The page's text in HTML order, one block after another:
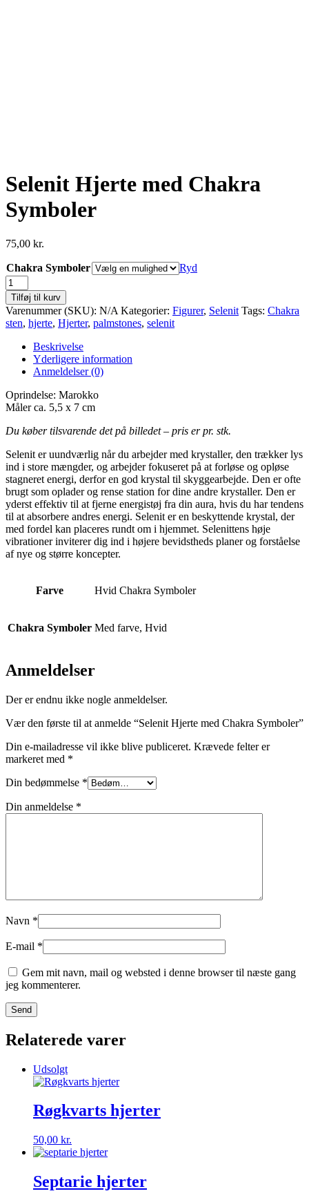
Selenit Hjerte med Chakra
Symboler
75,00 kr.
Chakra Symboler
Ryd
Selenit
Hjerte
med
Chakra
Symboler
antal
Tilføj til kurv
Varenummer (SKU): N/A Kategorier: Figurer, Selenit Tags: Chakra
sten, hjerte, Hjerter, palmstones, selenit
Beskrivelse
Yderligere information
Anmeldelser (0)
Oprindelse: Marokko
Måler ca. 5,5 x 7 cm
Du køber tilsvarende det på billedet – pris er pr. stk.
Selenit er uundværlig når du arbejder med krystaller, den trækker lys
ind i store mængder, og arbejder fokuseret på at forløse og opløse
stagneret energi, derfor en god krystal til skyggearbejde. Den er ofte
brugt som oplader og rense station for dine andre krystaller. Den er
yderst effektiv til at fjerne energistøj fra din aura, hvis du har tendens
til at absorbere andres energi. Selenit er en beskyttende krystal, der
med fordel kan placeres rundt om i hjemmet. Selenittens høje
vibrationer inviterer dig ind i højere bevidstheds planer og forståelse
af nye og større koncepter.
Farve Hvid Chakra Symboler
Chakra Symboler Med farve, Hvid
Anmeldelser
Der er endnu ikke nogle anmeldelser.
Vær den første til at anmelde “Selenit Hjerte med Chakra Symboler”
Din e-mailadresse vil ikke blive publiceret. Krævede felter er
markeret med *
Din bedømmelse *
Din anmeldelse *
Navn *
E-mail *
Gem mit navn, mail og websted i denne browser til næste gang
jeg kommenterer.
Relaterede varer
Udsolgt
Røgkvarts hjerter
50,00 kr.
Septarie hjerter